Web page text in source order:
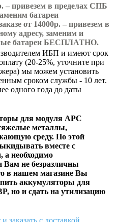
– привезем в пределах СПБ
батареи
от 14000р. – привезем в
адресу, заменим и
батареи БЕСПЛАТНО.
ИБП и имеют срок
(20-25%, уточните при
мы можем установить
сроком службы - 10 лет.
одного года до даты
для модуля APC
металлы,
среду. По этой
вместе с
необходимо
Вам не безразличны
в нашем магазине Вы
аккумуляторы для
, но и сдать на утилизацию
заказать с доставкой